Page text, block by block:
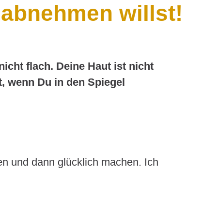
willst!
flach. Deine Haut ist nicht
wenn Du in den Spiegel
und dann glücklich machen. Ich